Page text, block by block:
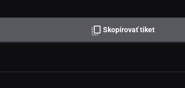
Skopírovať tiket